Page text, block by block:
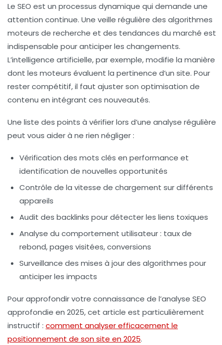
Le SEO est un processus dynamique qui demande une
attention continue. Une veille régulière des algorithmes
moteurs de recherche et des tendances du marché est
indispensable pour anticiper les changements.
L’intelligence artificielle, par exemple, modifie la manière
dont les moteurs évaluent la pertinence d’un site. Pour
rester compétitif, il faut ajuster son optimisation de
contenu en intégrant ces nouveautés.
Une liste des points à vérifier lors d’une analyse régulière
peut vous aider à ne rien négliger :
Vérification des mots clés en performance et
identification de nouvelles opportunités
Contrôle de la vitesse de chargement sur différents
appareils
Audit des backlinks pour détecter les liens toxiques
Analyse du comportement utilisateur : taux de
rebond, pages visitées, conversions
Surveillance des mises à jour des algorithmes pour
anticiper les impacts
Pour approfondir votre connaissance de l’analyse SEO
approfondie en 2025, cet article est particulièrement
instructif : comment analyser efficacement le
positionnement de son site en 2025.